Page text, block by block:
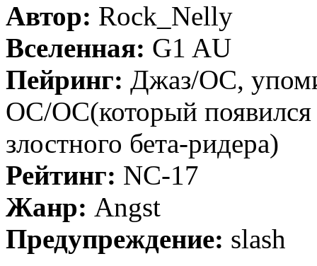
Автор: Rock_Nelly
Вселенная: G1 AU
Пейринг: Джаз/ОС,
ОС/ОС(который появился
злостного бета-ридера)
Рейтинг: NC-17
Жанр: Angst
Предупреждение: slash